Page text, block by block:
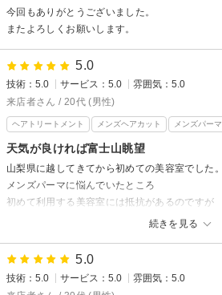
今回もありがとうございました。
またよろしくお願いします。
5.0
技術：5.0 サービス：5.0
雰囲気：5.0
来店者さん / 20代 (男性)
ヘアトリートメント メンズヘアカット メンズパーマ
天気が良ければ富士山眺望
続きを見る
山梨県に越してきてから初めての美容室でした。
メンズパーマに悩んでいたところ
初めて利用する美容室には抵抗があるのですが
ここに決めて良かったと実感しております。
ありがとうございました。
5.0
技術：5.0 サービス：5.0
雰囲気：5.0